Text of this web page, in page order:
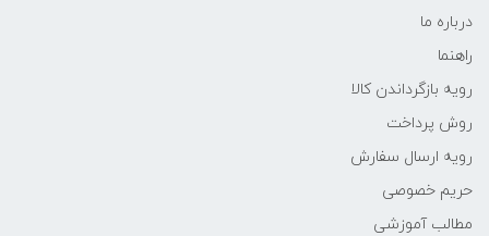
درباره ما
راهنما
رویه‌ بازگرداندن کالا
روش پرداخت
رویه ارسال سفارش
حریم خصوصی
مطالب آموزشی